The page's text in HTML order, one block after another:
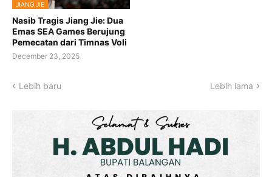
JIANG JIE
Nasib Tragis Jiang Jie: Dua
Emas SEA Games Berujung
Pemecatan dari Timnas Voli
December 23, 2025
Lebih baru Lebih lama